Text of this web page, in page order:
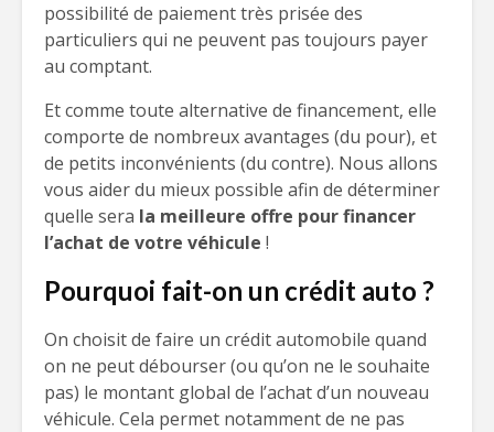
possibilité de paiement très prisée des
particuliers qui ne peuvent pas toujours payer
au comptant.
Et comme toute alternative de financement, elle
comporte de nombreux avantages (du pour), et
de petits inconvénients (du contre). Nous allons
vous aider du mieux possible afin de déterminer
quelle sera la meilleure offre pour financer
l’achat de votre véhicule !
Pourquoi fait-on un crédit auto ?
On choisit de faire un crédit automobile quand
on ne peut débourser (ou qu’on ne le souhaite
pas) le montant global de l’achat d’un nouveau
véhicule. Cela permet notamment de ne pas